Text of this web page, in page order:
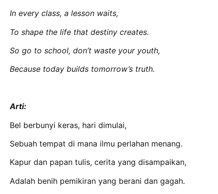
In every class, a lesson waits,
To shape the life that destiny creates.
So go to school, don’t waste your youth,
Because today builds tomorrow’s truth.
Arti:
Bel berbunyi keras, hari dimulai,
Sebuah tempat di mana ilmu perlahan menang.
Kapur dan papan tulis, cerita yang disampaikan,
Adalah benih pemikiran yang berani dan gagah.